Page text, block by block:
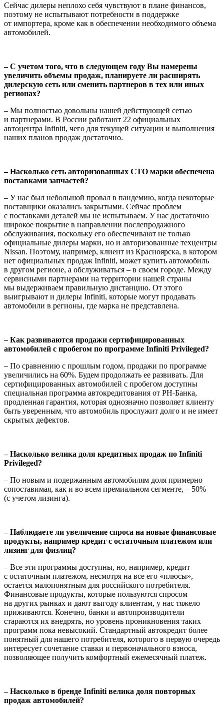
Сейчас дилеры неплохо себя чувствуют в плане финансов,
поэтому не испытывают потребности в поддержке
от импортера, кроме как в обеспечении необходимого объема
автомобилей.
– С учетом того, что в следующем году Вы намерены
увеличить объемы продаж, планируете ли расширять
дилерскую сеть или сменить партнеров в тех или иных
регионах?
– Мы полностью довольны нашей действующей сетью
и партнерами. В России работают 22 официальных
автоцентра Infiniti, чего для текущей ситуации и выполнения
наших планов продаж достаточно.
– Насколько сеть авторизованных СТО марки обеспечена
поставками запчастей?
– У нас был небольшой провал в пандемию, когда некоторые
поставщики оказались закрытыми. Сейчас проблем
с поставками деталей мы не испытываем. У нас достаточно
широкое покрытие в направлении послепродажного
обслуживания, поскольку его обеспечивают не только
официальные дилеры марки, но и авторизованные техцентры
Nissan. Поэтому, например, клиент из Красноярска, в котором
нет официальных продаж Infiniti, может купить автомобиль
в другом регионе, а обслуживаться – в своем городе. Между
сервисными партнерами на территории нашей страны
мы выдерживаем правильную дистанцию. От этого
выигрывают и дилеры Infiniti, которые могут продавать
автомобили в регионы, где марка не представлена.
– Как развиваются продажи сертифицированных
автомобилей с пробегом по программе Infiniti Privileged?
–По сравнению с прошлым годом, продажи по программе
увеличились на 60%. Будем продолжать ее развивать. Для
сертифицированных автомобилей с пробегом доступны
специальная программа автокредитования от РН-Банка,
продленная гарантия, которая однозначно позволяет клиенту
быть уверенным, что автомобиль прослужит долго и не имеет
скрытых дефектов.
– Насколько велика доля кредитных продаж по Infiniti
Privileged?
– По новым и подержанным автомобилям доля примерно
сопоставимая, как и во всем премиальном сегменте, – 50%
(c учетом лизинга).
– Наблюдаете ли увеличение спроса на новые финансовые
продукты, например кредит с остаточным платежом или
лизинг для физлиц?
– Все эти программы доступны, но, например, кредит
с остаточным платежом, несмотря на все его «плюсы»,
остается малопонятным для российского потребителя.
Финансовые продукты, которые пользуются спросом
на других рынках и дают выгоду клиентам, у нас тяжело
приживаются. Конечно, банки и автопроизводители
стараются их внедрять, но уровень проникновения таких
программ пока невысокий. Стандартный автокредит более
понятный для нашего потребителя, которого в первую очередь
интересует сочетание ставки и первоначального взноса,
позволяющее получить комфортный ежемесячный платеж.
– Насколько в бренде Infiniti велика доля повторных
продаж автомобилей?